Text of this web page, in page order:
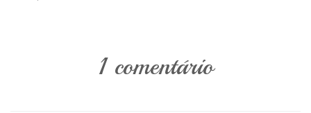
1 comentário